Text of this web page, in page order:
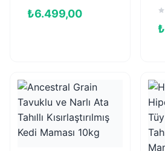
₺6.499,00
₺